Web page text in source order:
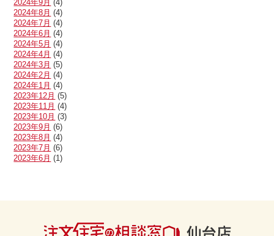
2024年9月 (4)
2024年8月 (4)
2024年7月 (4)
2024年6月 (4)
2024年5月 (4)
2024年4月 (4)
2024年3月 (5)
2024年2月 (4)
2024年1月 (4)
2023年12月 (5)
2023年11月 (4)
2023年10月 (3)
2023年9月 (6)
2023年8月 (4)
2023年7月 (6)
2023年6月 (1)